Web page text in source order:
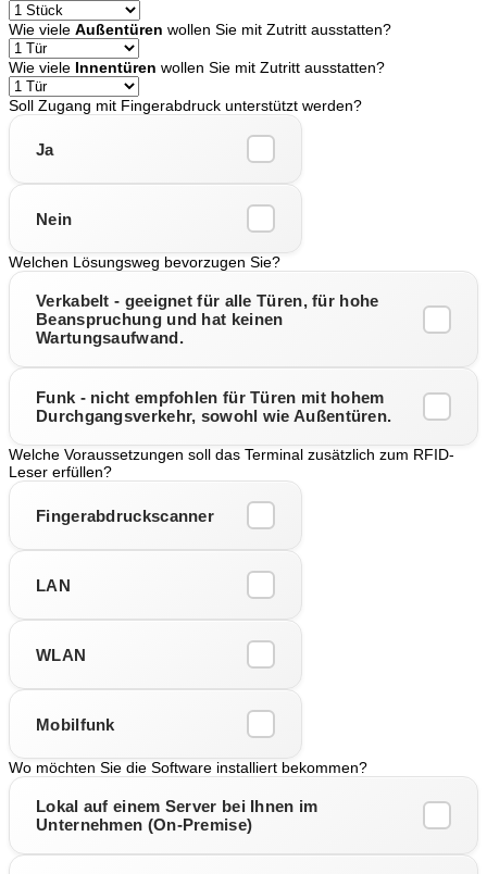
Wie viele Außentüren wollen Sie mit Zutritt ausstatten?
Wie viele Innentüren wollen Sie mit Zutritt ausstatten?
Soll Zugang mit Fingerabdruck unterstützt werden?
Ja
Nein
Welchen Lösungsweg bevorzugen Sie?
Verkabelt - geeignet für alle Türen, für hohe
Beanspruchung und hat keinen
Wartungsaufwand.
Funk - nicht empfohlen für Türen mit hohem
Durchgangsverkehr, sowohl wie Außentüren.
Welche Voraussetzungen soll das Terminal zusätzlich zum RFID-
Leser erfüllen?
Fingerabdruckscanner
LAN
WLAN
Mobilfunk
Wo möchten Sie die Software installiert bekommen?
Lokal auf einem Server bei Ihnen im
Unternehmen (On-Premise)